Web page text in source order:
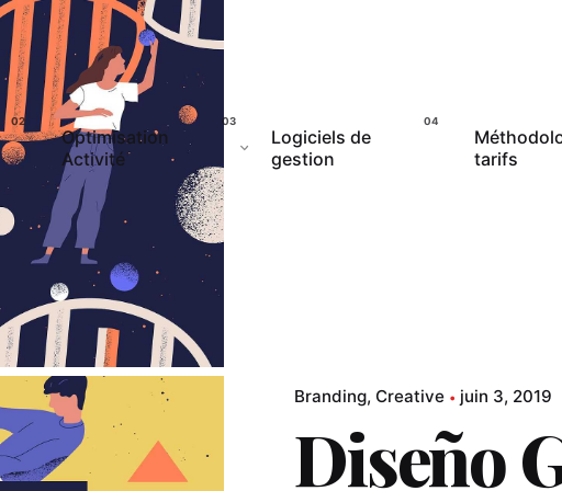
Optimisation
Activité
Logiciels de
gestion
tarifs
Branding Creative juin 3, 2019
Diseño